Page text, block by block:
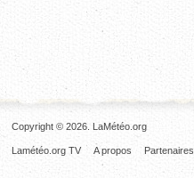
Copyright © 2026. LaMétéo.org
Partenaires
A propos
Lamétéo.org TV